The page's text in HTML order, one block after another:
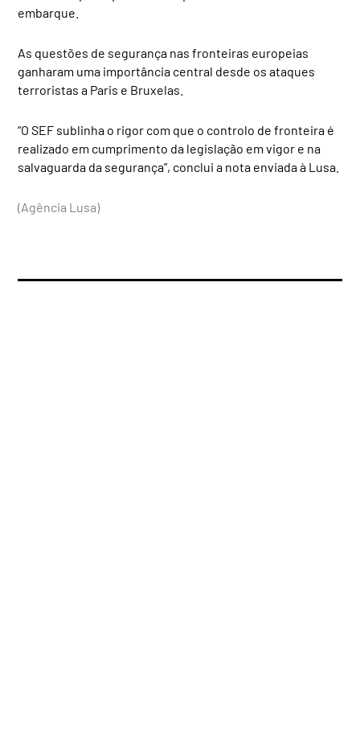
embarque.
As questões de segurança nas fronteiras europeias
ganharam uma importância central desde os ataques
terroristas a Paris e Bruxelas.
“O SEF sublinha o rigor com que o controlo de fronteira é
realizado em cumprimento da legislação em vigor e na
salvaguarda da segurança”, conclui a nota enviada à Lusa.
(Agência Lusa)